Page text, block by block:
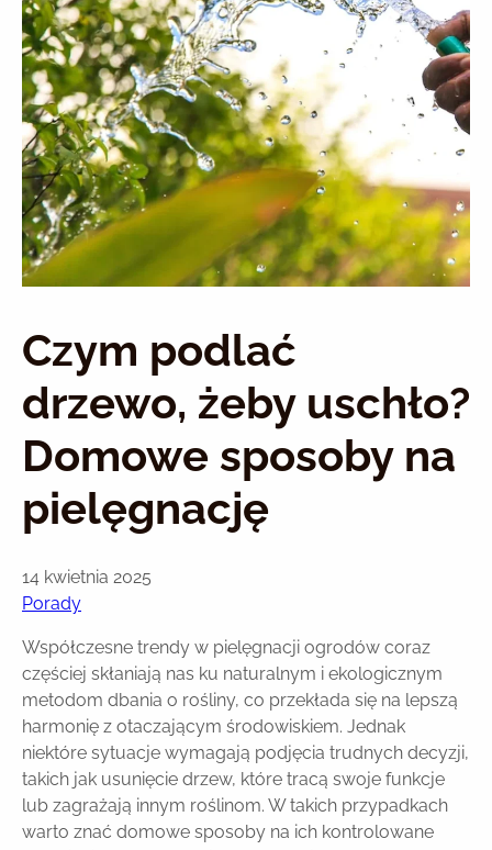
Czym podlać
drzewo, żeby uschło?
Domowe sposoby na
pielęgnację
14 kwietnia 2025
Porady
Współczesne trendy w pielęgnacji ogrodów coraz
częściej skłaniają nas ku naturalnym i ekologicznym
metodom dbania o rośliny, co przekłada się na lepszą
harmonię z otaczającym środowiskiem. Jednak
niektóre sytuacje wymagają podjęcia trudnych decyzji,
takich jak usunięcie drzew, które tracą swoje funkcje
lub zagrażają innym roślinom. W takich przypadkach
warto znać domowe sposoby na ich kontrolowane